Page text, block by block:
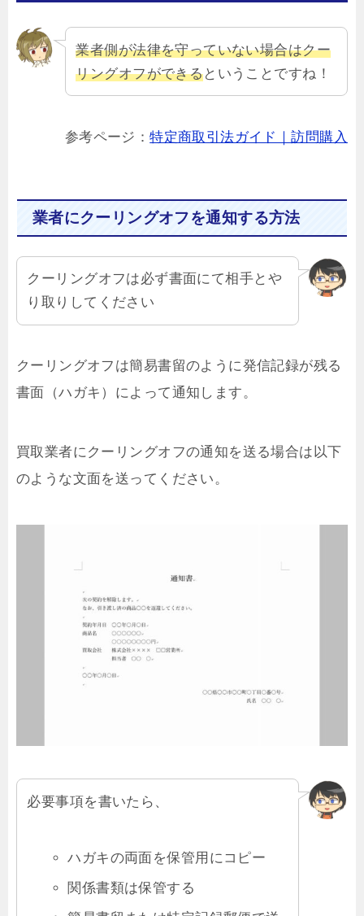
業者側が法律を守っていない場合はクー
リングオフができるということですね！
参考ページ：特定商取引法ガイド｜訪問購入
業者にクーリングオフを通知する方法
クーリングオフは必ず書面にて相手とや
り取りしてください
クーリングオフは簡易書留のように発信記録が残る
書面（ハガキ）によって通知します。
買取業者にクーリングオフの通知を送る場合は以下
のような文面を送ってください。
必要事項を書いたら、
ハガキの両面を保管用にコピー
関係書類は保管する